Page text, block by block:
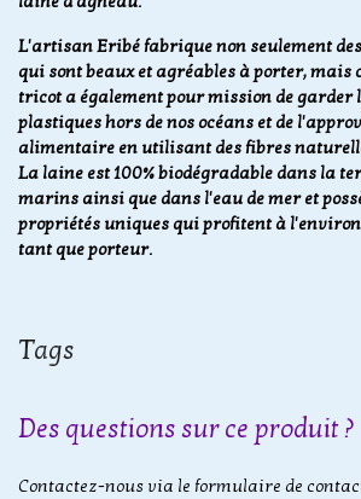
L'artisan Eribé fabrique non seulement
qui sont beaux et agréables à porter, mais
tricot a également pour mission de garder
plastiques hors de nos océans et de
alimentaire en utilisant des fibres
La laine est 100% biodégradable dans la
marins ainsi que dans l'eau de mer et
propriétés uniques qui profitent à
tant que porteur.
Tags
Des questions sur ce produit ?
Contactez-nous via le formulaire de